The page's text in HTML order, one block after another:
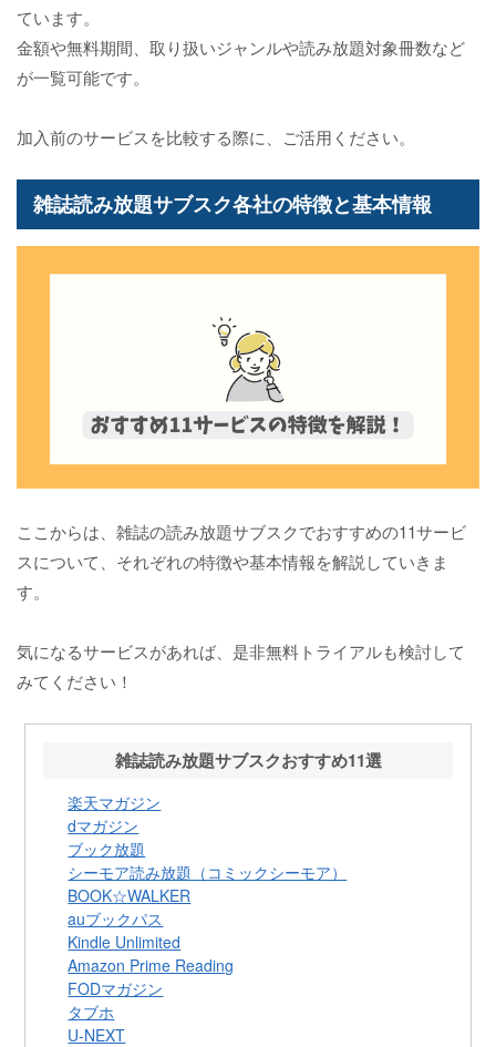
ています。
金額や無料期間、取り扱いジャンルや読み放題対象冊数など
が一覧可能です。
加入前のサービスを比較する際に、ご活用ください。
雑誌読み放題サブスク各社の特徴と基本情報
ここからは、雑誌の読み放題サブスクでおすすめの11サービ
スについて、それぞれの特徴や基本情報を解説していきま
す。
気になるサービスがあれば、是非無料トライアルも検討して
みてください！
雑誌読み放題サブスクおすすめ11選
楽天マガジン
dマガジン
ブック放題
シーモア読み放題（コミックシーモア）
BOOK☆WALKER
auブックパス
Kindle Unlimited
Amazon Prime Reading
FODマガジン
タブホ
U-NEXT